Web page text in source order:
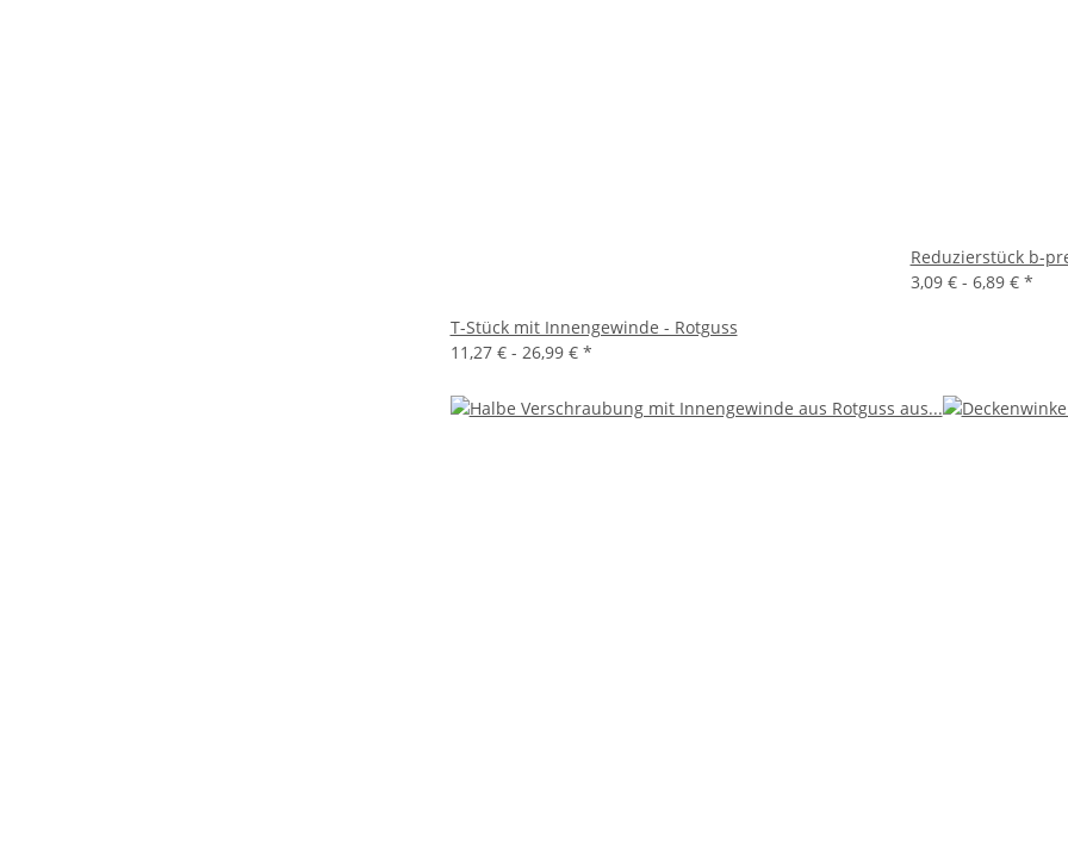
T-Stück mit Innengewinde - Rotguss
11,27 € - 26,99 € *
Reduzierstück b-
3,09 € - 6,89 € *